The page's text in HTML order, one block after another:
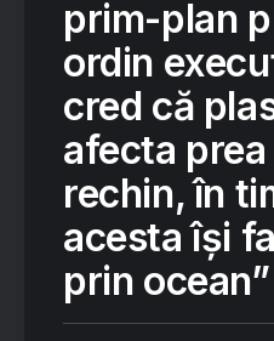
prim-plan
ordin
cred că
afecta
rechin, în
acesta își
prin ocean”